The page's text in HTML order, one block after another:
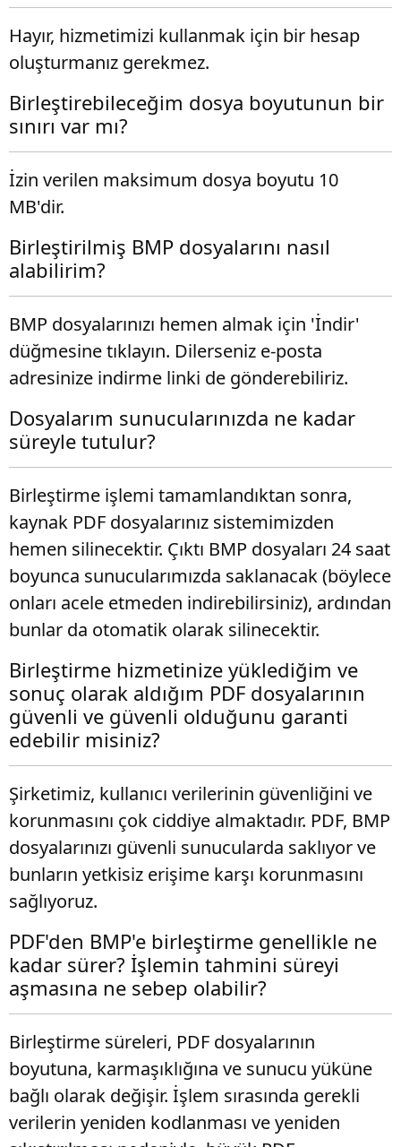
Hayır, hizmetimizi kullanmak için bir hesap
oluşturmanız gerekmez.
Birleştirebileceğim dosya boyutunun bir
sınırı var mı?
İzin verilen maksimum dosya boyutu 10
MB'dir.
Birleştirilmiş BMP dosyalarını nasıl
alabilirim?
BMP dosyalarınızı hemen almak için 'İndir'
düğmesine tıklayın. Dilerseniz e-posta
adresinize indirme linki de gönderebiliriz.
Dosyalarım sunucularınızda ne kadar
süreyle tutulur?
Birleştirme işlemi tamamlandıktan sonra,
kaynak PDF dosyalarınız sistemimizden
hemen silinecektir. Çıktı BMP dosyaları 24 saat
boyunca sunucularımızda saklanacak (böylece
onları acele etmeden indirebilirsiniz), ardından
bunlar da otomatik olarak silinecektir.
Birleştirme hizmetinize yüklediğim ve
sonuç olarak aldığım PDF dosyalarının
güvenli ve güvenli olduğunu garanti
edebilir misiniz?
Şirketimiz, kullanıcı verilerinin güvenliğini ve
korunmasını çok ciddiye almaktadır. PDF, BMP
dosyalarınızı güvenli sunucularda saklıyor ve
bunların yetkisiz erişime karşı korunmasını
sağlıyoruz.
PDF'den BMP'e birleştirme genellikle ne
kadar sürer? İşlemin tahmini süreyi
aşmasına ne sebep olabilir?
Birleştirme süreleri, PDF dosyalarının
boyutuna, karmaşıklığına ve sunucu yüküne
bağlı olarak değişir. İşlem sırasında gerekli
verilerin yeniden kodlanması ve yeniden